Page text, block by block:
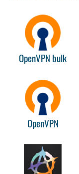
OpenVPN bulk
OpenVPN